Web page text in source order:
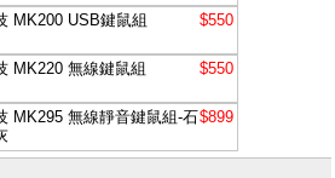
MK200 USB鍵鼠組 $550
MK220 無線鍵鼠組 $550
MK295 無線靜音鍵鼠組-石$899